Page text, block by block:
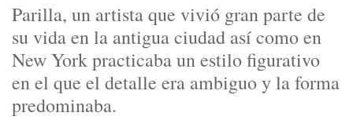
Parilla, un artista que vivió gran parte de
su vida en la antigua ciudad así como en
New York practicaba un estilo figurativo
en el que el detalle era ambiguo y la forma
predominaba.